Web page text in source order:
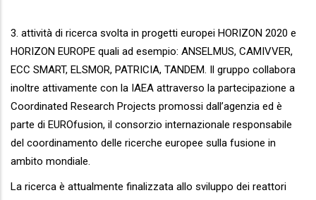
3. attività di ricerca svolta in progetti europei HORIZON 2020 e
HORIZON EUROPE quali ad esempio: ANSELMUS, CAMIVVER,
ECC SMART, ELSMOR, PATRICIA, TANDEM. Il gruppo collabora
inoltre attivamente con la IAEA attraverso la partecipazione a
Coordinated Research Projects promossi dall’agenzia ed è
parte di EUROfusion, il consorzio internazionale responsabile
del coordinamento delle ricerche europee sulla fusione in
ambito mondiale.
La ricerca è attualmente finalizzata allo sviluppo dei reattori